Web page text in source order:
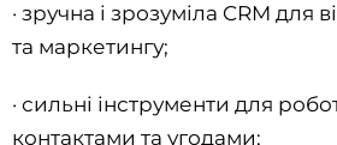
· зручна і зрозуміла CRM для
та маркетингу;
· сильні інструменти для
контактами та угодами;